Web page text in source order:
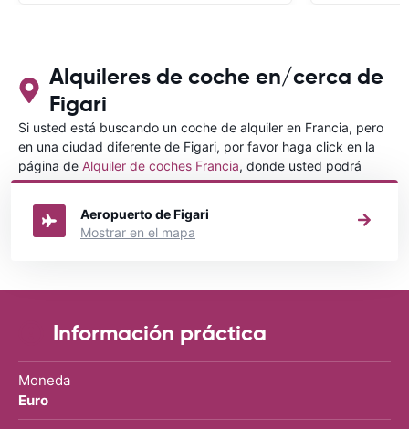
para ALBANIA
Alquileres de coche en/cerca de
Figari
Si usted está buscando un coche de alquiler en Francia, pero
en una ciudad diferente de Figari, por favor haga click en la
página de Alquiler de coches Francia, donde usted podrá
elegir en qué ciudad de Francia desea alquilar un coche.
Aeropuerto de Figari
Mostrar en el mapa
Información práctica
Moneda
Euro